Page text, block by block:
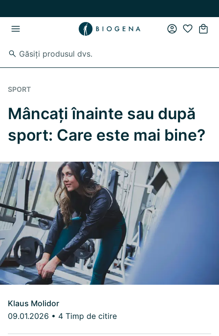
SPORT
Mâncați înainte sau după
sport: Care este mai bine?
Klaus Molidor
09.01.2026 • 4 Timp de citire